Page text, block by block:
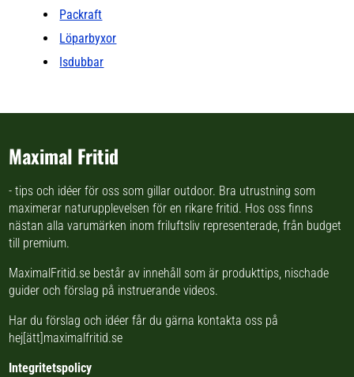
Packraft
Löparbyxor
Isdubbar
Maximal Fritid
- tips och idéer för oss som gillar outdoor. Bra utrustning som
maximerar naturupplevelsen för en rikare fritid. Hos oss finns
nästanalla varumärken inom friluftsliv representerade, från budget
till premium.
MaximalFritid.se består av innehåll som är produkttips, nischade
guider och förslag på instruerande videos.
Har du förslag och idéer får du gärna kontakta oss på
hej[ätt]maximalfritid.se
Integritetspolicy